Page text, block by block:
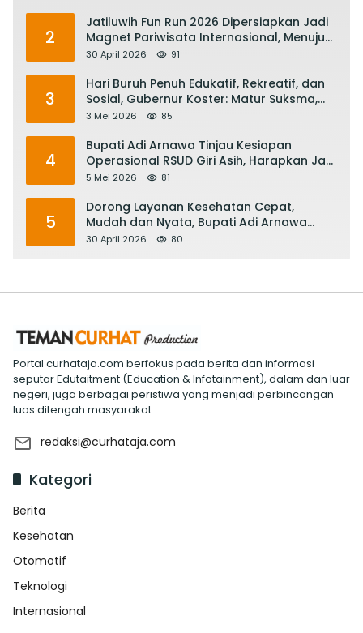
2
Jatiluwih Fun Run 2026 Dipersiapkan Jadi
Magnet Pariwisata Internasional, Menuju
Satu Abad Pariwisata Bali
30 April 2026 91
3
Hari Buruh Penuh Edukatif, Rekreatif, dan
Sosial, Gubernur Koster: Matur Suksma,
Keringat Pekerja Mesin Ekonomi Bali
3 Mei 2026 85
4
Bupati Adi Arnawa Tinjau Kesiapan
Operasional RSUD Giri Asih, Harapkan Jadi
RS Rujukan Terbaik
5 Mei 2026 81
5
Dorong Layanan Kesehatan Cepat,
Mudah dan Nyata, Bupati Adi Arnawa
Evaluasi ‘Mantap Nak Badung’
30 April 2026 80
Portal curhataja.com berfokus pada berita dan informasi
seputar Edutaitment (Education & Infotainment), dalam dan luar
negeri, juga berbagai peristiwa yang menjadi perbincangan
luas ditengah masyarakat.
redaksi@curhataja.com
Kategori
Berita
Kesehatan
Otomotif
Teknologi
Internasional